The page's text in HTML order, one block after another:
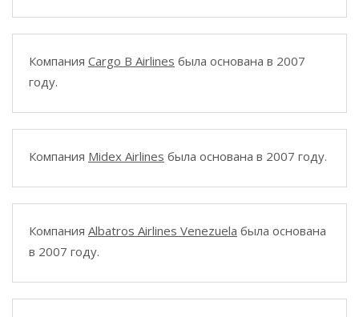
Компания Cargo B Airlines была основана в 2007
году.
Компания Midex Airlines была основана в 2007 году.
Компания Albatros Airlines Venezuela была основана
в 2007 году.